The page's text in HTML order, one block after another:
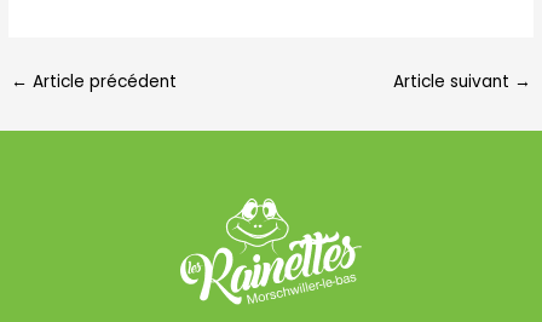
← Article précédent Article suivant →